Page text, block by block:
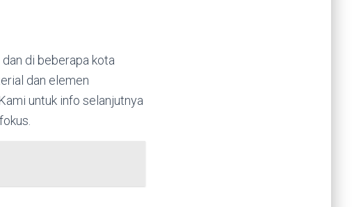
di beberapa kota
dan elemen
untuk info selanjutnya